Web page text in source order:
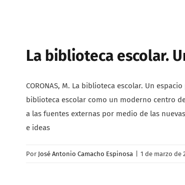
La biblioteca escolar.
CORONAS, M. La biblioteca escolar. Un
biblioteca escolar como un moderno centro
a las fuentes externas por medio de las
e ideas
Por José Antonio Camacho Espinosa 1 de marzo de